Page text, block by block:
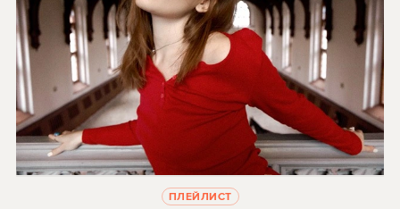
ПЛЕЙЛИСТ